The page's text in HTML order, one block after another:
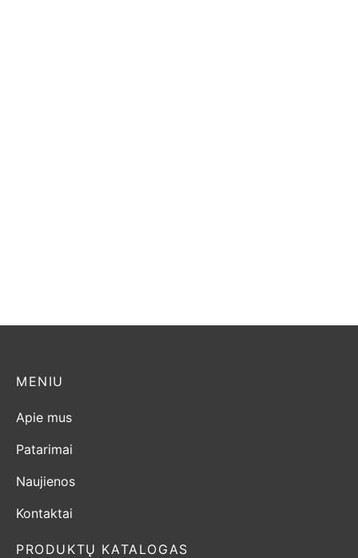
PRODUKTŲ KATALOGAS
MENIU
Apie mus
Patarimai
Naujienos
Kontaktai